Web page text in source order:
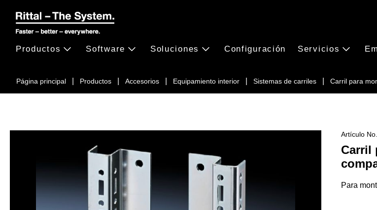
Página principal Productos Accesorios Equipamiento interior Sistemas de carriles Carril para
Productos Software Soluciones Configuración Servicios
Carril
Artículo
Para